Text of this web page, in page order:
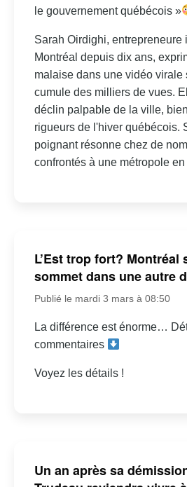
le gouvernement québécois »
Sarah Oirdighi, entrepreneure
Montréal depuis dix ans,
malaise dans une vidéo virale
cumule des milliers de vues.
déclin palpable de la ville,
rigueurs de l'hiver québécois.
poignant résonne chez de
confrontés à une métropole
L’Est trop fort? Montréal
sommet dans une autre
Publié le mardi 3 mars à 08:50
La différence est énorme…
commentaires
Voyez les détails !
Un an après sa